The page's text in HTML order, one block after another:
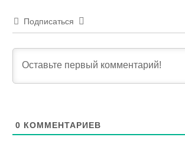
Подписаться
0 КОММЕНТАРИЕВ